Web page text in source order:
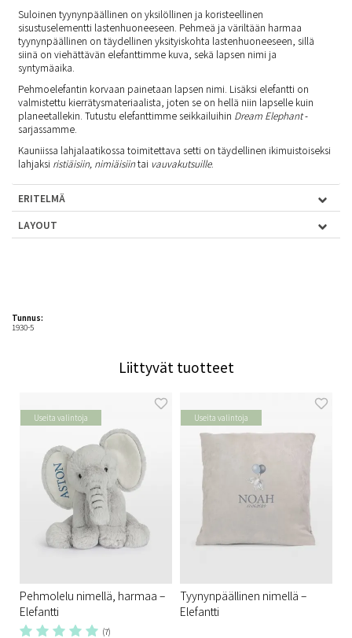
Suloinen tyynynpäällinen on yksilöllinen ja koristeellinen
sisustuselementti lastenhuoneeseen. Pehmeä ja väriltään harmaa
tyynynpäällinen on täydellinen yksityiskohta lastenhuoneeseen, sillä
siinä on viehättävän elefanttimme kuva, sekä lapsen nimi ja
syntymäaika.
Pehmoelefantin korvaan painetaan lapsen nimi. Lisäksi elefantti on
valmistettu kierrätysmateriaalista, joten se on hellä niin lapselle kuin
planeetallekin. Tutustu elefanttimme seikkailuihin Dream Elephant-
sarjassamme.
Kauniissa lahjalaatikossa toimitettava setti on täydellinen ikimuistoiseksi
lahjaksi ristiäisiin, nimiäisiintai vauvakutsuille.
ERITELMÄ
LAYOUT
Tunnus:
1930-5
Liittyvät tuotteet
Useita valintoja
Pehmolelu nimellä, harmaa –
Elefantti
(7)
Useita valintoja
Tyynynpäällinen nimellä –
Elefantti